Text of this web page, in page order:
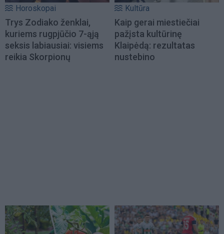
Horoskopai
Trys Zodiako ženklai,
kuriems rugpjūčio 7-ąją
seksis labiausiai: visiems
reikia Skorpionų
Kultūra
Kaip gerai miestiečiai
pažįsta kultūrinę
Klaipėdą: rezultatas
nustebino